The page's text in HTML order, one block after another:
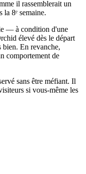
il rassemblerait un
8ᵉ semaine.
— à condition d'une
élevé dès le départ
bien. En revanche,
comportement de
sans être méfiant. Il
si vous-même les